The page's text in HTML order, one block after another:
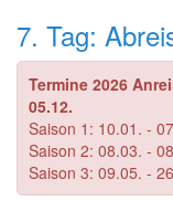
7. Tag:
Termine 2026
05.12.
Saison 1: 10.01. -
Saison 2: 08.03. -
Saison 3: 09.05. -